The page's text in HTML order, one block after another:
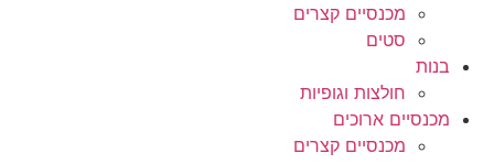
מכנסיים קצרים
סטים
בנות
חולצות וגופיות
מכנסיים ארוכים
מכנסיים קצרים